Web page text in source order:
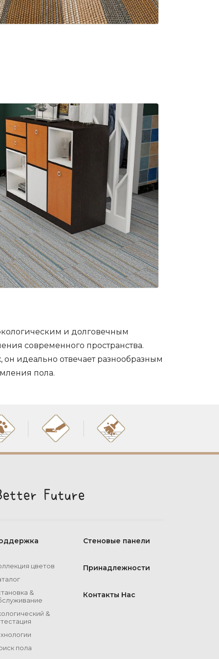
и долговечным
современного пространства.
идеально отвечает разнообразным
пола.
цветов
&
&
пола
Стеновые панели
Принадлежности
Контакты Нас